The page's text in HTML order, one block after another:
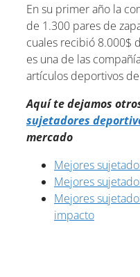
En su primer año la
de 1.300 pares de
cuales recibió 8.000$
es una de las
artículos deportivos
Aquí te dejamos
sujetadores
mercado
Mejores
Mejores
Mejores
impacto